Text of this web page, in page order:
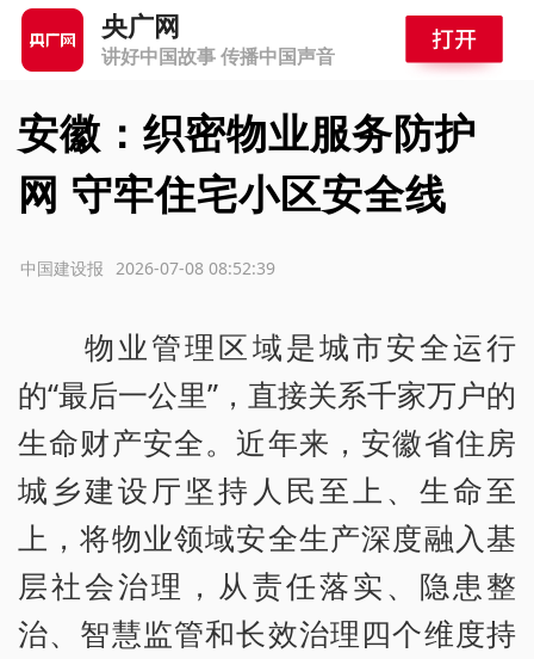
央广网
讲好中国故事 传播中国声音
安徽：织密物业服务防护
网 守牢住宅小区安全线
2026-07-08 08:52:39
中国建设报
物业管理区域是城市安全运行
的“最后一公里”，直接关系千家万户的
生命财产安全。近年来，安徽省住房
城乡建设厅坚持人民至上、生命至
上，将物业领域安全生产深度融入基
层社会治理，从责任落实、隐患整
治、智慧监管和长效治理四个维度持